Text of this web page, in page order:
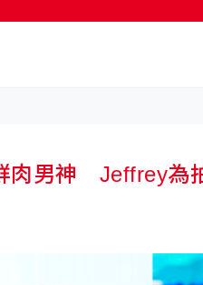
肉男神 Jeffrey